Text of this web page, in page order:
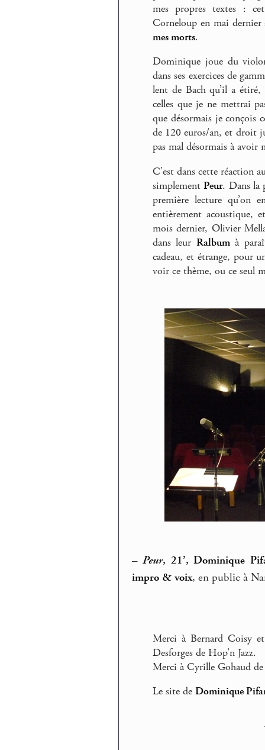
mes propres textes :
Corneloup en mai
mes morts.
Dominique joue du
dans ses exercices de
lent de Bach qu’il a
celles que je ne mettrai
que désormais je
de 120 euros/an, et droit
pas mal désormais à avoir
C’est dans cette réaction
simplementPeur. Dans la
première lecture qu’on
entièrement acoustique,
mois dernier, Olivier
dans leur Ralbumà
cadeau, et étrange, pour
voir ce thème, ou ce seul
– Peur, 21’, Dominique
impro & voix, en public à
Merci à Bernard Coisy
Desforges de Hop’n Jazz.
Merci à Cyrille Gohaud
Le site de Dominique